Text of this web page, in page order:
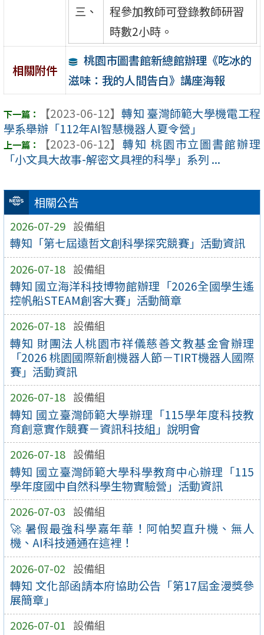
相關公告
2026-07-29 設備組
轉知「第七屆遠哲文創科學探究競賽」活動資訊
2026-07-18 設備組
轉知 國立海洋科技博物館辦理「2026全國學生遙
控帆船STEAM創客大賽」活動簡章
2026-07-18 設備組
轉知 財團法人桃園市祥儀慈善文教基金會辦理
「2026 桃園國際新創機器人節－TIRT機器人國際
賽」活動資訊
2026-07-18 設備組
轉知 國立臺灣師範大學辦理「115學年度科技教
育創意實作競賽－資訊科技組」說明會
2026-07-18 設備組
轉知 國立臺灣師範大學科學教育中心辦理「115
學年度國中自然科學生物實驗營」活動資訊
2026-07-03 設備組
🚀 暑假最強科學嘉年華！阿帕契直升機、無人
機、AI科技通通在這裡！
2026-07-02 設備組
轉知 文化部函請本府協助公告「第17屆金漫獎參
展簡章」
2026-07-01 設備組
三、
程參加教師可登錄教師研習
時數2小時。
相關附件
桃園市圖書館新總館辦理《吃冰的
滋味：我的人間告白》講座海報
【2023-06-12】 轉知 臺灣師範大學機電工程
學系舉辦「112年AI智慧機器人夏令營」
【2023-06-12】 轉知 桃園市立圖書館辦理
「小文具大故事-解密文具裡的科學」系列 ...